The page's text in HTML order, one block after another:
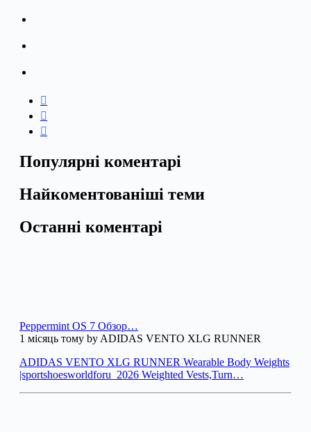
Популярні коментарі
Найкоментованіші теми
Останні коментарі
Peppermint OS 7 Обзор…
1 місяць тому by ADIDAS VENTO XLG RUNNER
ADIDAS VENTO XLG RUNNER Wearable Body Weights
|sportshoesworldforu_2026 Weighted Vests,Turn…